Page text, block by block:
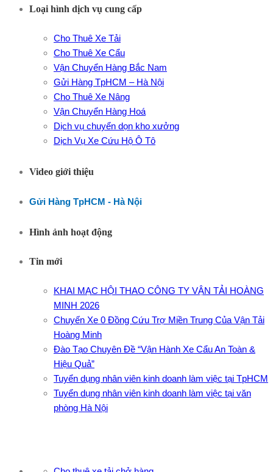
Loại hình dịch vụ cung cấp
Cho Thuê Xe Tải
Cho Thuê Xe Cẩu
Vận Chuyển Hàng Bắc Nam
Gửi Hàng TpHCM – Hà Nội
Cho Thuê Xe Nâng
Vận Chuyển Hàng Hoá
Dịch vụ chuyển dọn kho xưởng
Dịch Vụ Xe Cứu Hộ Ô Tô
Video giới thiệu
Gửi Hàng TpHCM - Hà Nội
Hình ảnh hoạt động
Tin mới
KHAI MẠC HỘI THAO CÔNG TY VẬN TẢI HOÀNG
MINH 2026
Chuyến Xe 0 Đồng Cứu Trợ Miền Trung Của Vận Tải
Hoàng Minh
Đào Tạo Chuyên Đề “Vận Hành Xe Cẩu An Toàn &
Hiệu Quả”
Tuyển dụng nhân viên kinh doanh làm việc tại TpHCM
Tuyển dụng nhân viên kinh doanh làm việc tại văn
phòng Hà Nội